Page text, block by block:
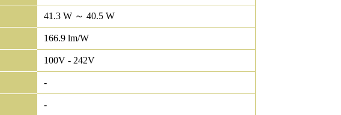
41.3 W ～ 40.5 W
166.9 lm/W
100V - 242V
-
-